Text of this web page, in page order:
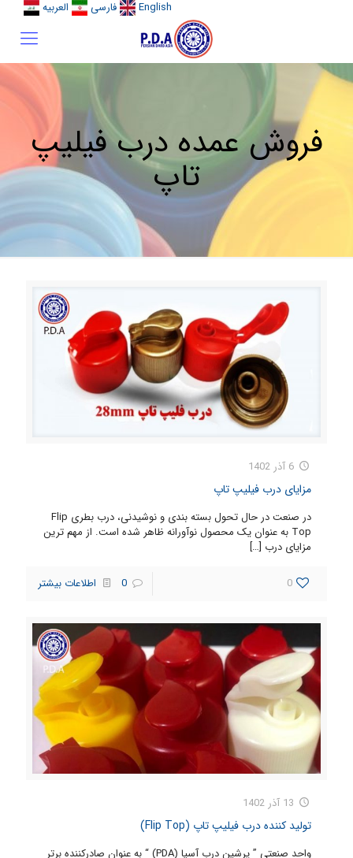
English فارسی العربیه
فروش عمده درب فیلیپ
تاپ
6 آذر 1402
مزایای درب فیلیپ تاپ
در صنعت در حال تحول بسته بندی و نوشیدنی، درب بطری Flip
Top به عنوان یک محصول نوآورانه ظاهر شده است. از مهم ترین
مزایای درب […]
0
0 اطلاعات بیشتر
13 آذر 1402
تولید کننده درب فیلیپ تاپ (Flip Top)
واحد صنعتی ” پرشین درب آسیا (PDA) “ به عنوان صادرکننده برتر